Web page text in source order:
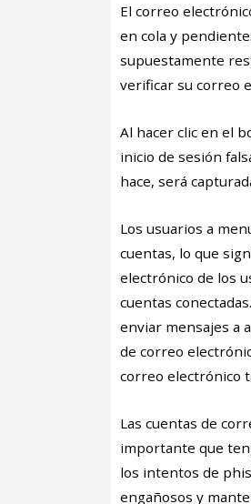
El correo
en cola y
supuestamente
verificar su correo
Al hacer clic en el
inicio de sesión
hace, será
Los usuarios a
cuentas, lo que
electrónico de los
cuentas
enviar mensajes a
de correo
correo electrónico
Las cuentas de
importante que
los intentos de
engañosos y